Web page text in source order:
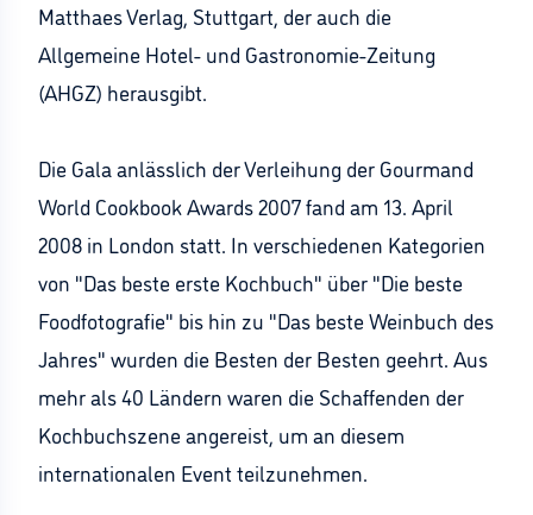
Matthaes Verlag, Stuttgart, der auch die
Allgemeine Hotel- und Gastronomie-Zeitung
(AHGZ) herausgibt.
Die Gala anlässlich der Verleihung der Gourmand
World Cookbook Awards 2007 fand am 13. April
2008 in London statt. In verschiedenen Kategorien
von "Das beste erste Kochbuch" über "Die beste
Foodfotografie" bis hin zu "Das beste Weinbuch des
Jahres" wurden die Besten der Besten geehrt. Aus
mehr als 40 Ländern waren die Schaffenden der
Kochbuchszene angereist, um an diesem
internationalen Event teilzunehmen.